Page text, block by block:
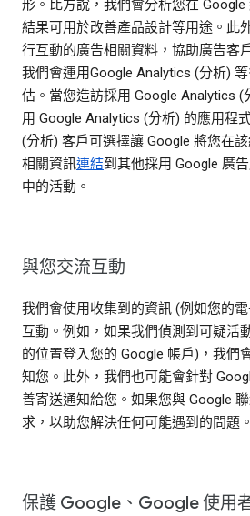
形。比方說，我們會分析您在
結果可用於改善產品設計等用途。此
行互動的廣告相關資料，協助廣告客
我們會運用Google Analytics (分析)
估。當您造訪採用 Google Analytics (
用 Google Analytics (分析) 的應用程
(分析) 客戶可選擇讓 Google 將您在
相關資訊連結到其他採用 Google 廣
中的活動。
與您交流互動
我們會使用收集到的資訊 (例如您的
互動。例如，如果我們偵測到可疑活
的位置登入您的 Google 帳戶)，我們
知您。此外，我們也可能會針對
善寄送通知給您。如果您與 Google
求，以助您解決任何可能遇到的問題。
保護 Google、Google 使用